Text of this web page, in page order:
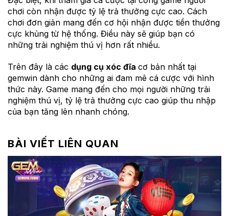
chơi còn nhận được tỷ lệ trả thưởng cực cao. Cách
chơi đơn giản mang đến cơ hội nhận được tiền thưởng
cực khủng từ hệ thống. Điều này sẽ giúp bạn có
những trải nghiệm thú vị hơn rất nhiều.
Trên đây là các dụng cụ xóc đĩa cơ bản nhất tại
gemwin dành cho những ai đam mê cá cược với hình
thức này. Game mang đến cho mọi người những trải
nghiệm thú vị, tỷ lệ trả thưởng cực cao giúp thu nhập
của bạn tăng lên nhanh chóng.
BÀI VIẾT LIÊN QUAN